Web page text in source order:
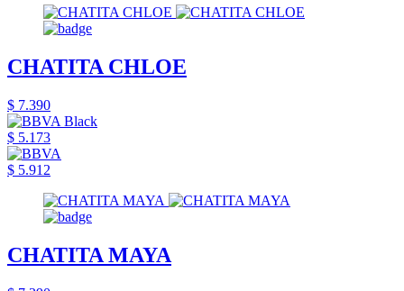
CHATITA CHLOE
$ 7.390
$ 5.173
$ 5.912
CHATITA MAYA